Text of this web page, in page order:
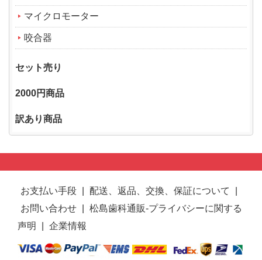
マイクロモーター
咬合器
セット売り
2000円商品
訳あり商品
お支払い手段 配送、返品、交換、保証について
お問い合わせ
松島歯科通販-プライバシーに関する
声明
企業情報